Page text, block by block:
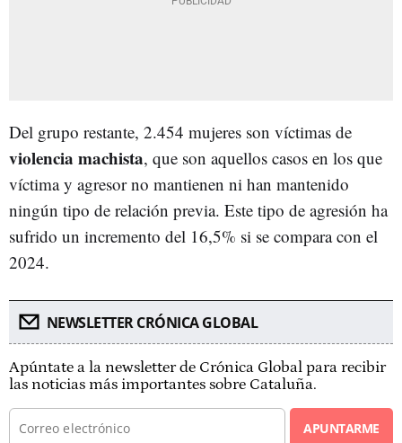
Del grupo restante, 2.454 mujeres son víctimas de
violencia machista, que son aquellos casos en los que
víctima y agresor no mantienen ni han mantenido
ningún tipo de relación previa. Este tipo de agresión ha
sufrido un incremento del 16,5% si se compara con el
2024.
NEWSLETTER CRÓNICA GLOBAL
Apúntate a la newsletter de Crónica Global para recibir
las noticias más importantes sobre Cataluña.
APUNTARME